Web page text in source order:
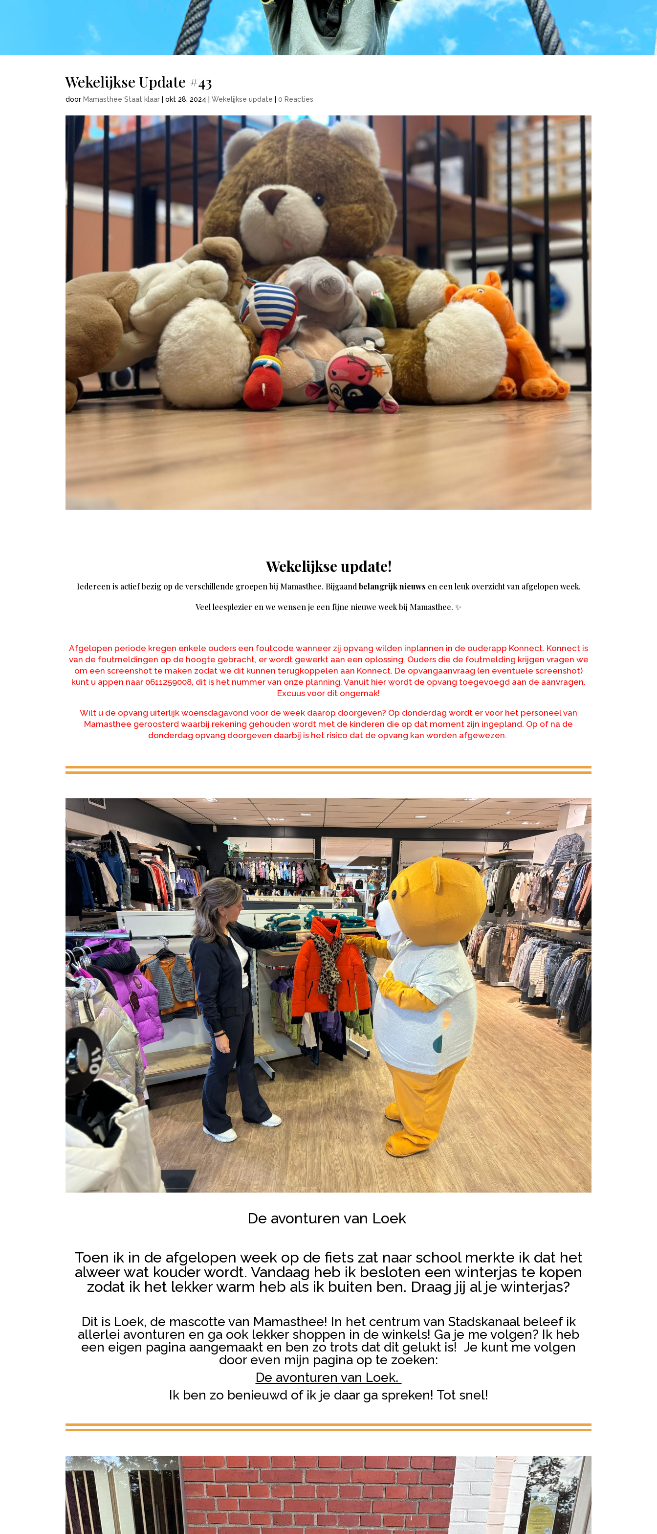
Wekelijkse Update #43
door Mamasthee Staat klaar |okt 28, 2024 |Wekelijkse update |0 Reacties
Wekelijkse update!
Iedereen is actief bezig op de verschillende groepen bij Mamasthee. Bijgaand belangrijk nieuws en een leuk overzicht van afgelopen week.
Veel leesplezier en we wensen je een fijne nieuwe week bij Mamasthee. ✨
Afgelopen periode kregen enkele ouders een foutcode wanneer zij opvang wilden inplannen in de ouderapp Konnect. Konnect is
van de foutmeldingen op de hoogte gebracht, er wordt gewerkt aan een oplossing. Ouders die de foutmelding krijgen vragen we
om een screenshot te maken zodat we dit kunnen terugkoppelen aan Konnect. De opvangaanvraag (en eventuele screenshot)
kunt u appen naar 0611259008, dit is het nummer van onze planning. Vanuit hier wordt de opvang toegevoegd aan de aanvragen.
Excuus voor dit ongemak!
Wilt u de opvang uiterlijk woensdagavond voor de week daarop doorgeven? Op donderdag wordt er voor het personeel van
Mamasthee geroosterd waarbij rekening gehouden wordt met de kinderen die op dat moment zijn ingepland. Op of na de
donderdag opvang doorgeven daarbij is het risico dat de opvang kan worden afgewezen.
De avonturen van Loek
Toen ik in de afgelopen week op de fiets zat naar school merkte ik dat het
alweer wat kouder wordt. Vandaag heb ik besloten een winterjas te kopen
zodat ik het lekker warm heb als ik buiten ben. Draag jij al je winterjas?
Dit is Loek, de mascotte van Mamasthee! In het centrum van Stadskanaal beleef ik
allerlei avonturen en ga ook lekker shoppen in de winkels! Ga je me volgen? Ik heb
een eigen pagina aangemaakt en ben zo trots dat dit gelukt is! Je kunt me volgen
door even mijn pagina op te zoeken:
De avonturen van Loek.
Ik ben zo benieuwd of ik je daar ga spreken! Tot snel!